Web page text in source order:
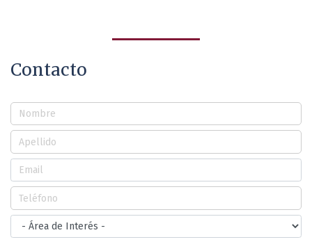
Contacto